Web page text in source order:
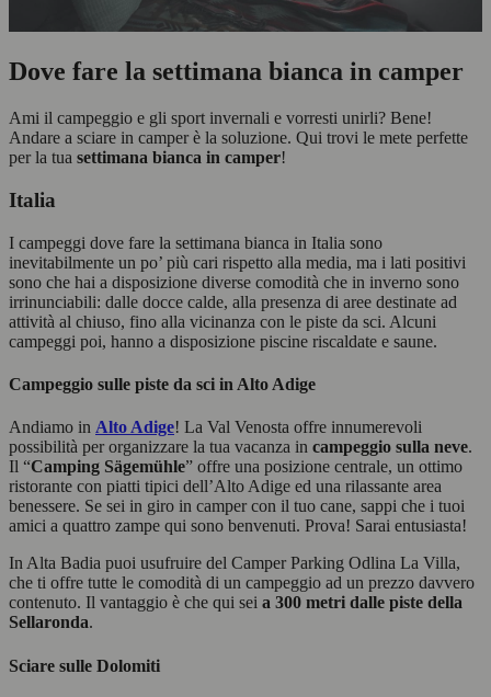
Dove fare la settimana bianca in camper
Ami il campeggio e gli sport invernali e vorresti unirli? Bene!
Andare a sciare in camper è la soluzione. Qui trovi le mete perfette
per la tua settimana bianca in camper!
Italia
I campeggi dove fare la settimana bianca in Italia sono
inevitabilmente un po’ più cari rispetto alla media, ma i lati positivi
sono che hai a disposizione diverse comodità che in inverno sono
irrinunciabili: dalle docce calde, alla presenza di aree destinate ad
attività al chiuso, fino alla vicinanza con le piste da sci. Alcuni
campeggi poi, hanno a disposizione piscine riscaldate e saune.
Campeggio sulle piste da sci in Alto Adige
Andiamo in Alto Adige! La Val Venosta offre innumerevoli
possibilità per organizzare la tua vacanza in campeggio sulla neve.
Il “Camping Sägemühle” offre una posizione centrale, un ottimo
ristorante con piatti tipici dell’Alto Adige ed una rilassante area
benessere. Se sei in giro in camper con il tuo cane, sappi che i tuoi
amici a quattro zampe qui sono benvenuti. Prova! Sarai entusiasta!
In Alta Badia puoi usufruire del Camper Parking Odlina La Villa,
che ti offre tutte le comodità di un campeggio ad un prezzo davvero
contenuto. Il vantaggio è che qui sei a 300 metri dalle piste della
Sellaronda.
Sciare sulle Dolomiti